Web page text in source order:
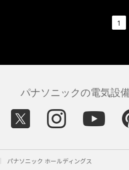
1
パナソニックの電気設
パナソニック ホールディングス